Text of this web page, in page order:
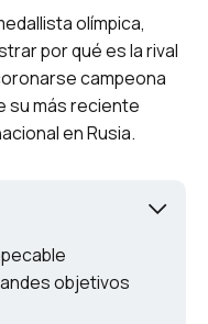
olímpica,
por qué es la rival
campeona
su más reciente
en Rusia.
objetivos